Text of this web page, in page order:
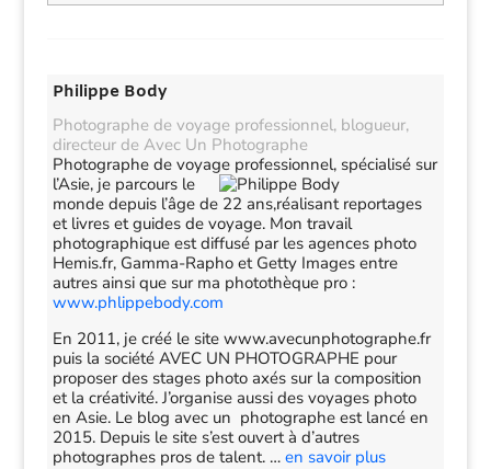
Philippe Body
Photographe de voyage professionnel, blogueur,
directeur de Avec Un Photographe
Photographe de voyage professionnel, spécialisé sur
l’Asie, je parcours le
monde depuis l’âge de 22 ans,réalisant reportages
et livres et guides de voyage. Mon travail
photographique est diffusé par les agences photo
Hemis.fr, Gamma-Rapho et Getty Images entre
autres ainsi que sur ma photothèque pro :
www.phlippebody.com
En 2011, je créé le site www.avecunphotographe.fr
puis la société AVEC UN PHOTOGRAPHE pour
proposer des stages photo axés sur la composition
et la créativité. J’organise aussi des voyages photo
en Asie. Le blog avec un photographe est lancé en
2015. Depuis le site s’est ouvert à d’autres
photographes pros de talent. … en savoir plus